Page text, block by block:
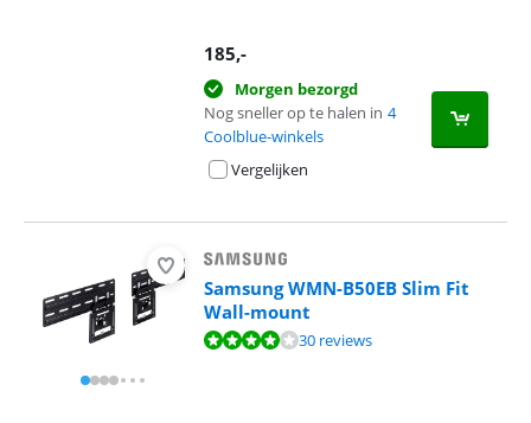
185,-
Morgen bezorgd
Nog sneller op te halen in 4
Coolblue-winkels
Vergelijken
Samsung WMN-B50EB Slim Fit
Wall-mount
Beoordeling is 8,4 van de 10, gebaseerd op 30 reviews.
30 reviews